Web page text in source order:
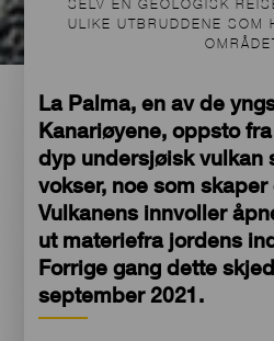
SELV EN GEOLOGISK
ULIKE UTBRUDDENE SOM
La Palma, en av de
Kanariøyene, oppsto
dyp undersjøisk vulkan
vokser, noe som
Vulkanens innvoller
ut materiefra jordens
Forrige gang dette
september 2021.